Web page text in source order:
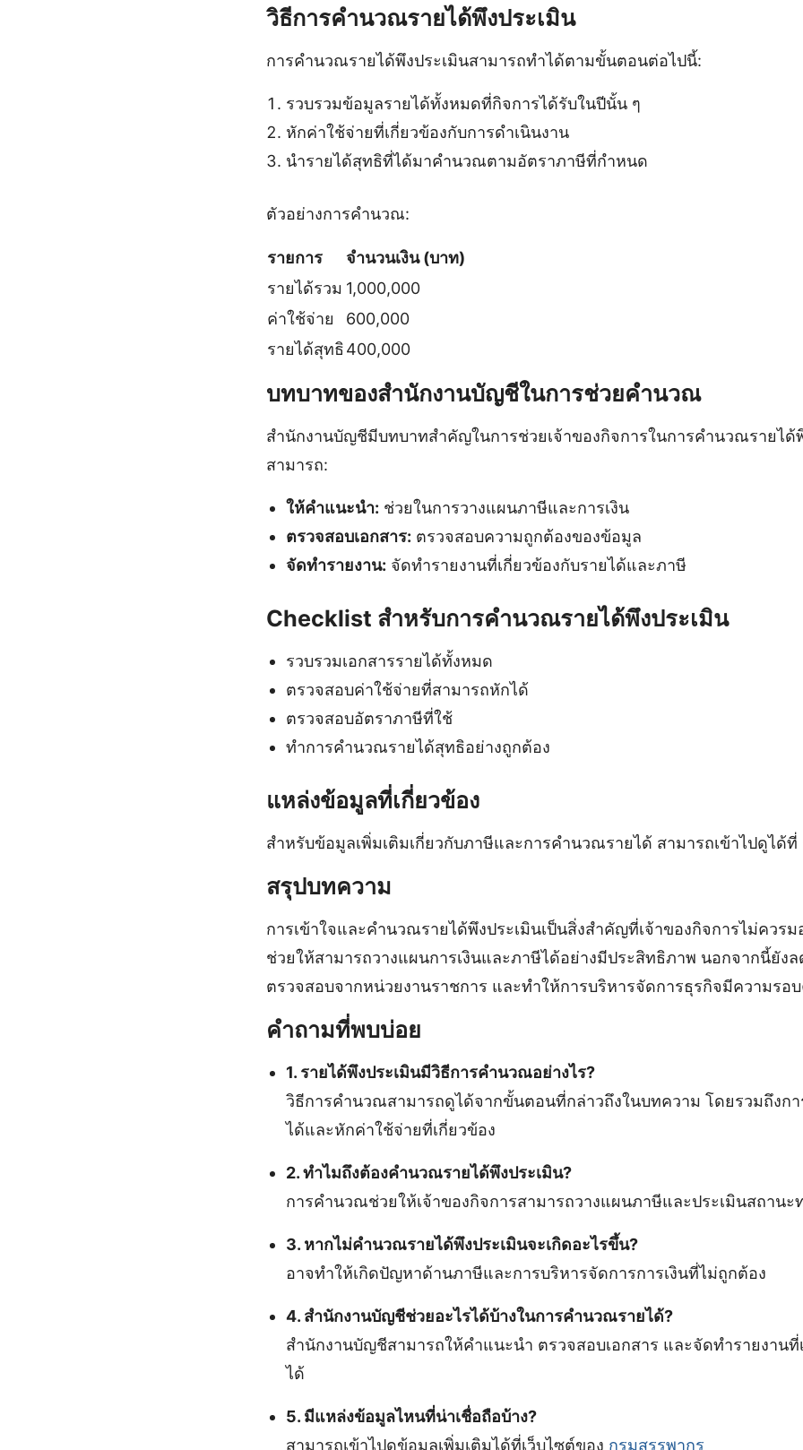
วิธีการคำนวณรายได้พึงประเมิน
การคำนวณรายได้พึงประเมินสามารถทำได้ตามขั้นตอนต่อไปนี้:
รวบรวมข้อมูลรายได้ทั้งหมดที่กิจการได้รับในปีนั้น ๆ
หักค่าใช้จ่ายที่เกี่ยวข้องกับการดำเนินงาน
นำรายได้สุทธิที่ได้มาคำนวณตามอัตราภาษีที่กำหนด
ตัวอย่างการคำนวณ:
รายการ
จำนวนเงิน (บาท)
รายได้รวม 1,000,000
ค่าใช้จ่าย
600,000
รายได้สุทธิ400,000
บทบาทของสำนักงานบัญชีในการช่วยคำนวณ
สำนักงานบัญชีมีบทบาทสำคัญในการช่วยเจ้าของกิจการในการคำนวณรายได้
สามารถ:
ให้คำแนะนำ: ช่วยในการวางแผนภาษีและการเงิน
ตรวจสอบเอกสาร: ตรวจสอบความถูกต้องของข้อมูล
จัดทำรายงาน: จัดทำรายงานที่เกี่ยวข้องกับรายได้และภาษี
Checklist สำหรับการคำนวณรายได้พึงประเมิน
รวบรวมเอกสารรายได้ทั้งหมด
ตรวจสอบค่าใช้จ่ายที่สามารถหักได้
ตรวจสอบอัตราภาษีที่ใช้
ทำการคำนวณรายได้สุทธิอย่างถูกต้อง
แหล่งข้อมูลที่เกี่ยวข้อง
สำหรับข้อมูลเพิ่มเติมเกี่ยวกับภาษีและการคำนวณรายได้ สามารถเข้าไปดูได้ที่
สรุปบทความ
การเข้าใจและคำนวณรายได้พึงประเมินเป็นสิ่งสำคัญที่เจ้าของกิจการไม่ควรม
ช่วยให้สามารถวางแผนการเงินและภาษีได้อย่างมีประสิทธิภาพ นอกจากนี้ยังล
ตรวจสอบจากหน่วยงานราชการ และทำให้การบริหารจัดการธุรกิจมีความรอ
คำถามที่พบบ่อย
1. รายได้พึงประเมินมีวิธีการคำนวณอย่างไร?
วิธีการคำนวณสามารถดูได้จากขั้นตอนที่กล่าวถึงในบทความ โดยรวมถึงกา
ได้และหักค่าใช้จ่ายที่เกี่ยวข้อง
2. ทำไมถึงต้องคำนวณรายได้พึงประเมิน?
การคำนวณช่วยให้เจ้าของกิจการสามารถวางแผนภาษีและประเมินสถานะ
3. หากไม่คำนวณรายได้พึงประเมินจะเกิดอะไรขึ้น?
อาจทำให้เกิดปัญหาด้านภาษีและการบริหารจัดการการเงินที่ไม่ถูกต้อง
4. สำนักงานบัญชีช่วยอะไรได้บ้างในการคำนวณรายได้?
สำนักงานบัญชีสามารถให้คำแนะนำ ตรวจสอบเอกสาร และจัดทำรายงานที่
ได้
5. มีแหล่งข้อมูลไหนที่น่าเชื่อถือบ้าง?
สามารถเข้าไปดูข้อมูลเพิ่มเติมได้ที่เว็บไซต์ของ กรมสรรพากร